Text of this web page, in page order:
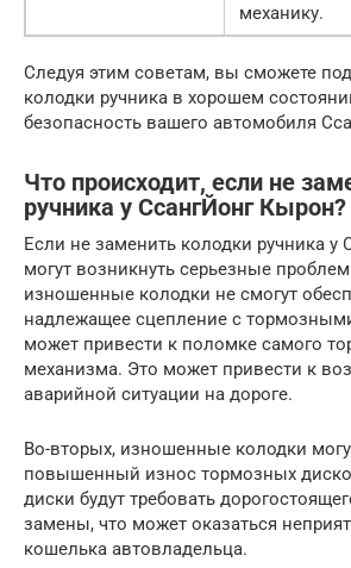
механику.
Следуя этим советам, вы сможете
колодки ручника в хорошем
безопасность вашего автомобиля
Что происходит, если не
ручника у СсангЙонг Кырон?
Если не заменить колодки ручника у
могут возникнуть серьезные
изношенные колодки не смогут
надлежащее сцепление с
может привести к поломке самого
механизма. Это может привести к
аварийной ситуации на дороге.
Во-вторых, изношенные колодки
повышенный износ тормозных
диски будут требовать
замены, что может оказаться
кошелька автовладельца.